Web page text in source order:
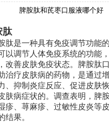
脾胺肽和芪枣口服液哪个好
肽
是一种具有免疫调节功能
以调节人体免疫系统的功能
改善皮肤免疫状态。脾胺肽
治疗皮肤病的药物，是通过
、抑制炎症反应、促进皮肤
肤病症状的。调查表明，脾
疹、荨麻疹、过敏性皮炎等
结果。